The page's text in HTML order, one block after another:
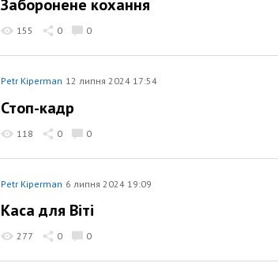
Заборонене кохання
155 0 0
Petr Kiperman 12 липня 2024 17:54
Стоп-кадр
118 0 0
Petr Kiperman 6 липня 2024 19:09
Каса для Віті
277 0 0